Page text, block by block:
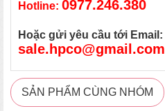
Hotline: 0977.246.380
Hoặc gửi yêu cầu tới Email:
sale.hpco@gmail.com
SẢN PHẨM CÙNG NHÓM